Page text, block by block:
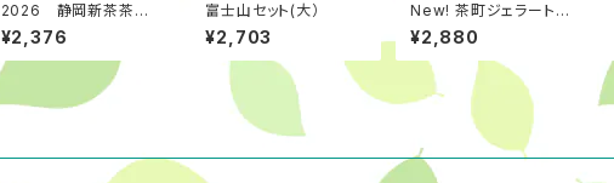
2026 静岡新茶茶町
ブレンド「極」新鮮で甘
い旬の味 ランクが高
い上級茶
¥2,376
富士山セット(大）
¥2,703
New! 茶町ジェラート３
種 ６個入
¥2,880